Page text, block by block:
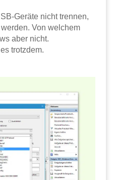
Geräte nicht trennen,
Von welchem
aber nicht.
trotzdem.